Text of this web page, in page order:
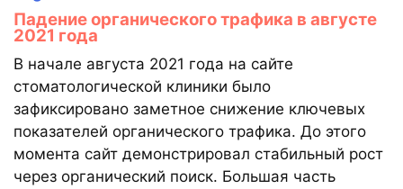
Падение органического трафика в августе
2021 года
В начале августа 2021 года на сайте
стоматологической клиники было
зафиксировано заметное снижение ключевых
показателей органического трафика. До этого
момента сайт демонстрировал стабильный рост
через органический поиск. Большая часть